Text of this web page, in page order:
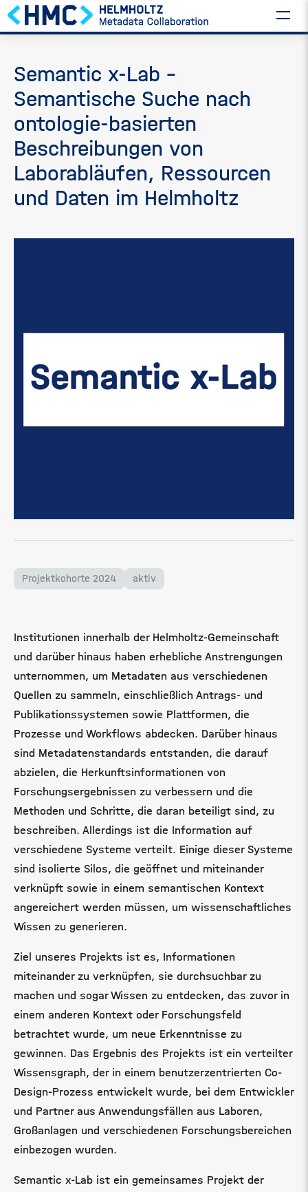
Semantic x-Lab –
Semantische Suche nach
ontologie-basierten
Beschreibungen von
Laborabläufen, Ressourcen
und Daten im Helmholtz
Projektkohorte 2024 aktiv
Institutionen innerhalb der Helmholtz-Gemeinschaft
und darüber hinaus haben erhebliche Anstrengungen
unternommen, um Metadaten aus verschiedenen
Quellen zu sammeln, einschließlich Antrags- und
Publikationssystemen sowie Plattformen, die
Prozesse und Workflows abdecken. Darüber hinaus
sind Metadatenstandards entstanden, die darauf
abzielen, die Herkunftsinformationen von
Forschungsergebnissen zu verbessern und die
Methoden und Schritte, die daran beteiligt sind, zu
beschreiben. Allerdings ist die Information auf
verschiedene Systeme verteilt. Einige dieser Systeme
sind isolierte Silos, die geöffnet und miteinander
verknüpft sowie in einem semantischen Kontext
angereichert werden müssen, um wissenschaftliches
Wissen zu generieren.
Ziel unseres Projekts ist es, Informationen
miteinander zu verknüpfen, sie durchsuchbar zu
machen und sogar Wissen zu entdecken, das zuvor in
einem anderen Kontext oder Forschungsfeld
betrachtet wurde, um neue Erkenntnisse zu
gewinnen. Das Ergebnis des Projekts ist ein verteilter
Wissensgraph, der in einem benutzerzentrierten Co-
Design-Prozess entwickelt wurde, bei dem Entwickler
und Partner aus Anwendungsfällen aus Laboren,
Großanlagen und verschiedenen Forschungsbereichen
einbezogen wurden.
Semantic x-Lab ist ein gemeinsames Projekt der